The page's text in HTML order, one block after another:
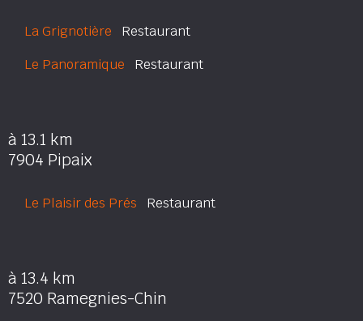
La Grignotière Restaurant
Le Panoramique Restaurant
à 13.1 km
7904 Pipaix
Le Plaisir des Prés Restaurant
à 13.4 km
7520 Ramegnies-Chin